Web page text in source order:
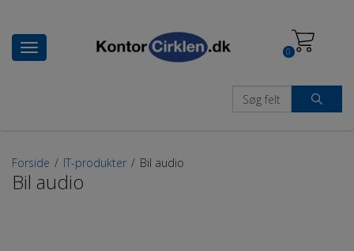
Toggle
navigation
0
Forside / IT-produkter / Bil audio
Bil audio